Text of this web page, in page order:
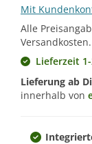
Mit
Alle
Versandkosten.
Lieferzeit
Lieferung ab
innerhalb von